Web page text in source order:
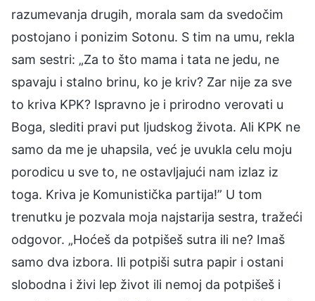
razumevanja drugih, morala sam da svedočim
postojano i ponizim Sotonu. S tim na umu, rekla
sam sestri: „Za to što mama i tata ne jedu, ne
spavaju i stalno brinu, ko je kriv? Zar nije za sve
to kriva KPK? Ispravno je i prirodno verovati u
Boga, slediti pravi put ljudskog života. Ali KPK ne
samo da me je uhapsila, već je uvukla celu moju
porodicu u sve to, ne ostavljajući nam izlaz iz
toga. Kriva je Komunistička partija!” U tom
trenutku je pozvala moja najstarija sestra, tražeći
odgovor. „Hoćeš da potpišeš sutra ili ne? Imaš
samo dva izbora. Ili potpiši sutra papir i ostani
slobodna i živi lep život ili nemoj da potpišeš i